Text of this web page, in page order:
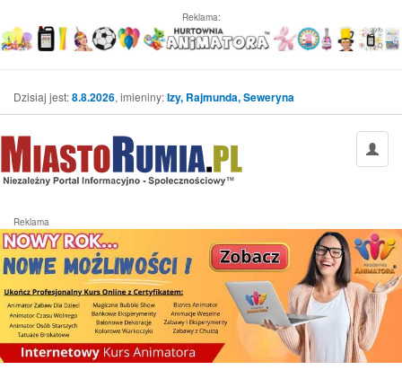
Reklama:
Dzisiaj jest:8.8.2026, imieniny:Izy, Rajmunda, Seweryna
Reklama